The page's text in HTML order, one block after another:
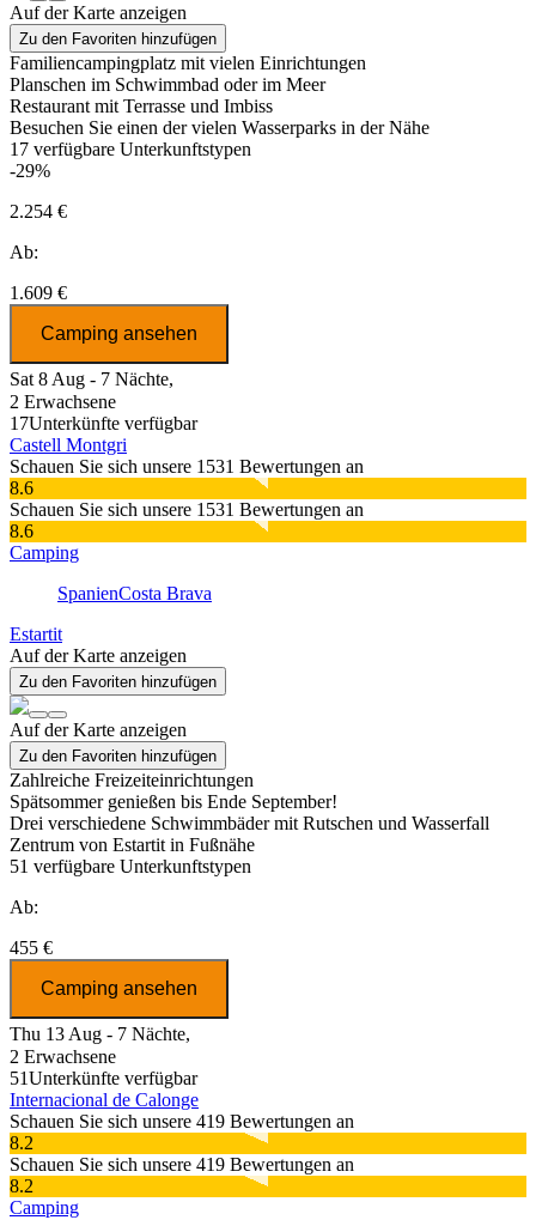
Auf der Karte anzeigen
Zu den Favoriten hinzufügen
Familiencampingplatz mit vielen Einrichtungen
Planschen im Schwimmbad oder im Meer
Restaurant mit Terrasse und Imbiss
Besuchen Sie einen der vielen Wasserparks in der Nähe
17 verfügbare Unterkunftstypen
-29%
2.254 €
Ab:
1.609 €
Camping ansehen
Sat 8 Aug - 7 Nächte,
2 Erwachsene
17Unterkünfte verfügbar
Castell Montgri
Schauen Sie sich unsere 1531 Bewertungen an
8.6
Schauen Sie sich unsere 1531 Bewertungen an
8.6
Camping
SpanienCosta Brava
Estartit
Auf der Karte anzeigen
Zu den Favoriten hinzufügen
Auf der Karte anzeigen
Zu den Favoriten hinzufügen
Zahlreiche Freizeiteinrichtungen
Spätsommer genießen bis Ende September!
Drei verschiedene Schwimmbäder mit Rutschen und Wasserfall
Zentrum von Estartit in Fußnähe
51 verfügbare Unterkunftstypen
Ab:
455 €
Camping ansehen
Thu 13 Aug - 7 Nächte,
2 Erwachsene
51Unterkünfte verfügbar
Internacional de Calonge
Schauen Sie sich unsere 419 Bewertungen an
8.2
Schauen Sie sich unsere 419 Bewertungen an
8.2
Camping